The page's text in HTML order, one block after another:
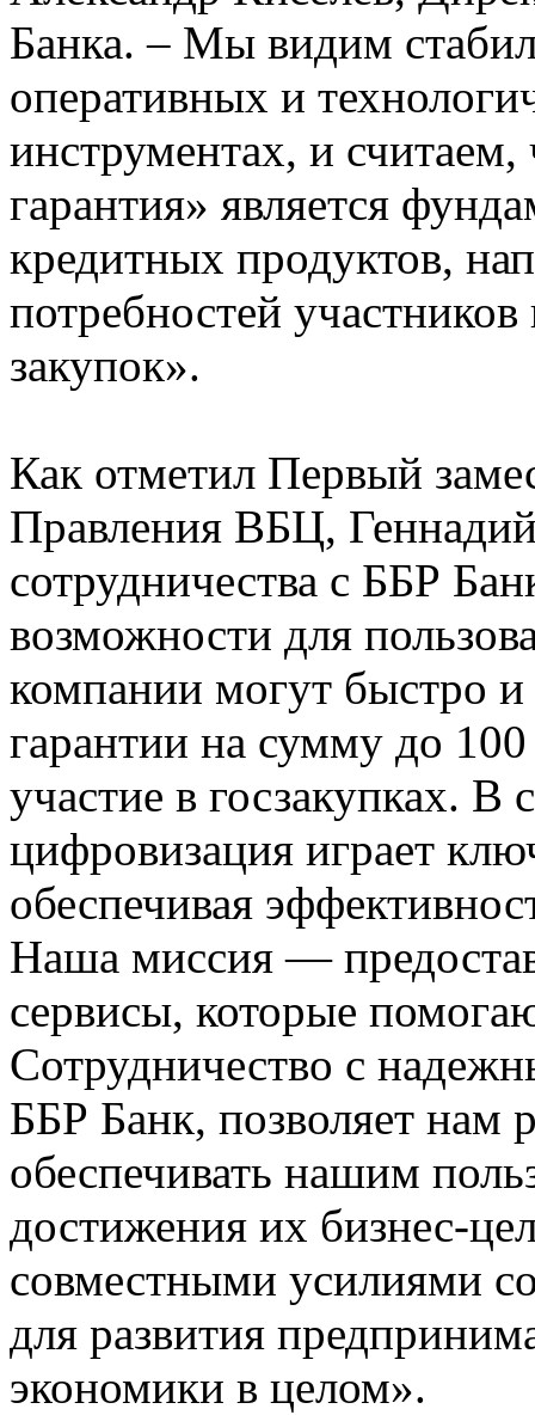
Банка. – Мы видим
оперативных и
инструментах, и считаем,
гарантия» является
кредитных продуктов,
потребностей
закупок».
Как отметил Первый
Правления ВБЦ,
сотрудничества с ББР
возможности для
компании могут быстро и
гарантии на сумму до
участие в госзакупках.
цифровизация играет
обеспечивая
Наша миссия —
сервисы, которые
Сотрудничество с
ББР Банк, позволяет нам
обеспечивать нашим
достижения их бизнес-
совместными усилиями
для развития
экономики в целом».